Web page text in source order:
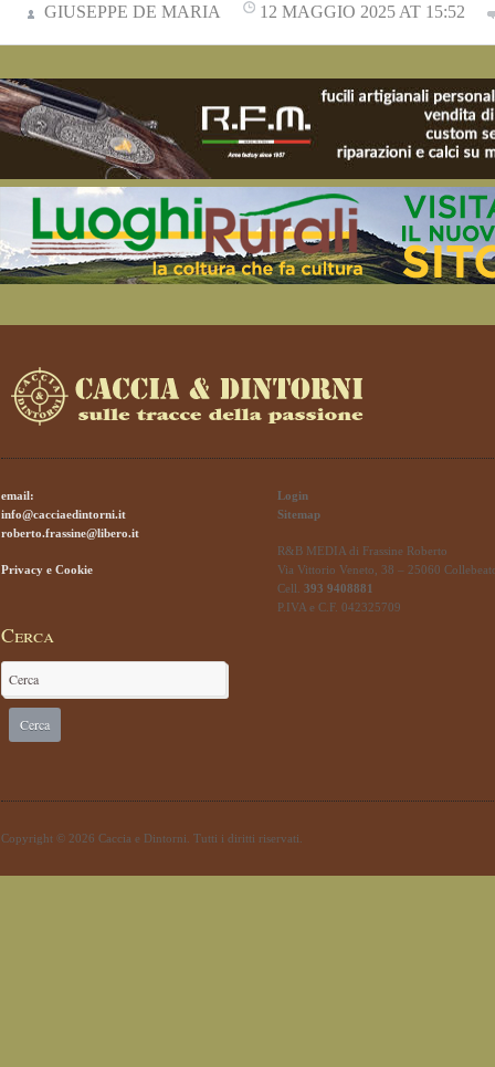
GIUSEPPE DE MARIA 12 MAGGIO 2025 AT 15:52
email:
info@cacciaedintorni.it
roberto.frassine@libero.it
Privacy e Cookie
Cerca
Login
Sitemap
R&B MEDIA di Frassine Roberto
Via Vittorio Veneto, 38 – 25060
Cell. 393 9408881
P.IVA e C.F. 042325709
Copyright © 2026 Caccia e Dintorni. Tutti i diritti riservati.